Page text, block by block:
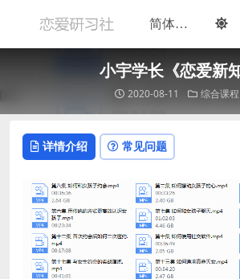
小宇学长《恋爱新
2020-08-11 综合课程
详情介绍 常见问题